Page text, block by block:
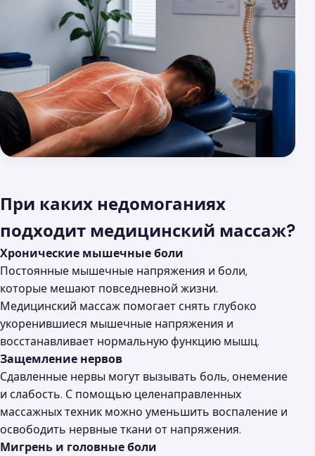
При каких недомоганиях
подходит медицинский массаж?
Хронические мышечные боли
Постоянные мышечные напряжения и боли,
которые мешают повседневной жизни.
Медицинский массаж помогает снять глубоко
укоренившиеся мышечные напряжения и
восстанавливает нормальную функцию мышц.
Защемление нервов
Сдавленные нервы могут вызывать боль, онемение
и слабость. С помощью целенаправленных
массажных техник можно уменьшить воспаление и
освободить нервные ткани от напряжения.
Мигрень и головные боли